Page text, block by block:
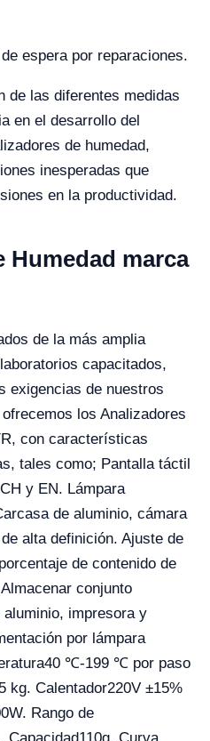
espera por reparaciones.
de las diferentes medidas
en el desarrollo del
de humedad,
inesperadas que
en la productividad.
Humedad marca
de la más amplia
capacitados,
exigencias de nuestros
los Analizadores
con características
tales como; Pantalla táctil
y EN. Lámpara
de aluminio, cámara
alta definición. Ajuste de
de contenido de
conjunto
impresora y
por lámpara
40 ℃-199 ℃ por paso
kg. Calentador220V ±15%
Rango de
Capacidad110g. Curva